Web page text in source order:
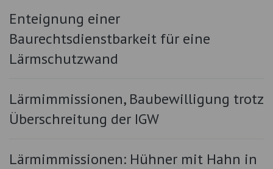
Enteignung einer
Baurechtsdienstbarkeit für eine
Lärmschutzwand
Lärmimmissionen, Baubewilligung trotz
Überschreitung der IGW
Lärmimmissionen: Hühner mit Hahn in